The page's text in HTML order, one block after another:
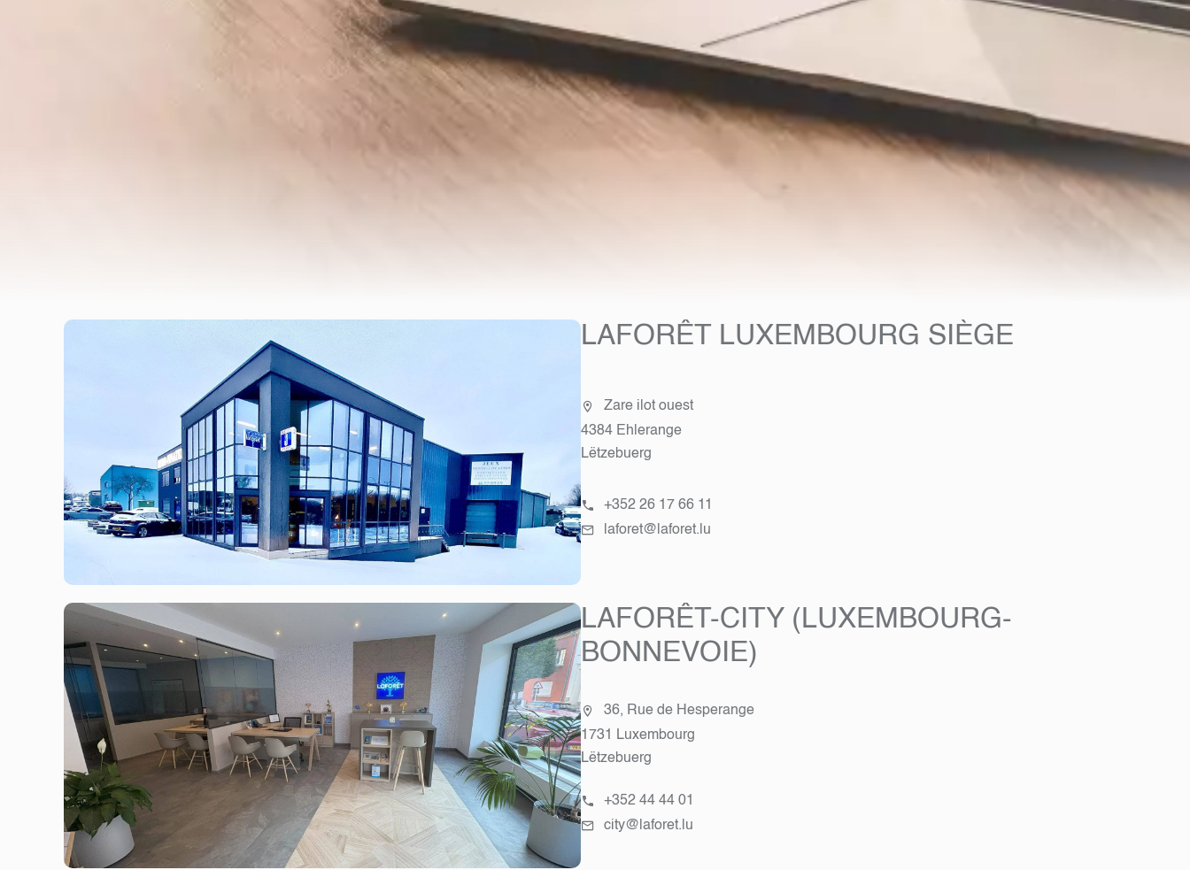
LAFORÊT LUXEMBOURG SIÈGE
Zare ilot ouest
4384 Ehlerange
Lëtzebuerg
+352 26 17 66 11
laforet@laforet.lu
LAFORÊT-CITY (LUXEMBOURG-
BONNEVOIE)
36, Rue de Hesperange
1731 Luxembourg
Lëtzebuerg
+352 44 44 01
city@laforet.lu